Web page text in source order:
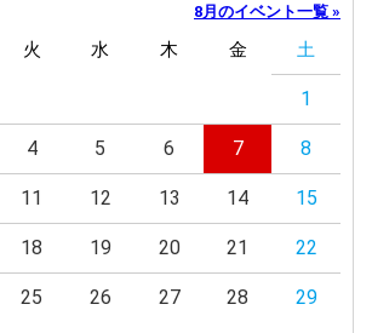
8月のイベント一覧 »
火 水 木 金 土
1
4 5 6 7 8
11 12 13 14 15
18 19 20 21 22
25 26 27 28 29